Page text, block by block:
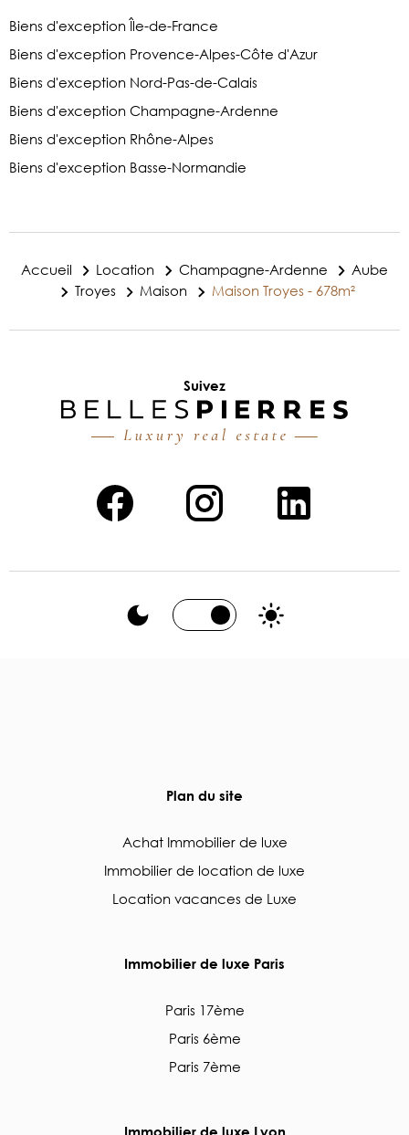
Biens d'exception Île-de-France
Biens d'exception Provence-Alpes-Côte d'Azur
Biens d'exception Nord-Pas-de-Calais
Biens d'exception Champagne-Ardenne
Biens d'exception Rhône-Alpes
Biens d'exception Basse-Normandie
Accueil Location Champagne-Ardenne
Aube
Troyes
Maison Maison Troyes - 678m²
Suivez
Plan du site
Achat Immobilier de luxe
Immobilier de location de luxe
Location vacances de Luxe
Immobilier de luxe Paris
Paris 17ème
Paris 6ème
Paris 7ème
Immobilier de luxe Lyon